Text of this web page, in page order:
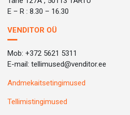
E – R : 8.30 – 16.30
VENDITOR OÜ
Mob: +372 5621 5311
E-mail: tellimused@venditor.ee
Andmekaitsetingimused
Tellimistingimused